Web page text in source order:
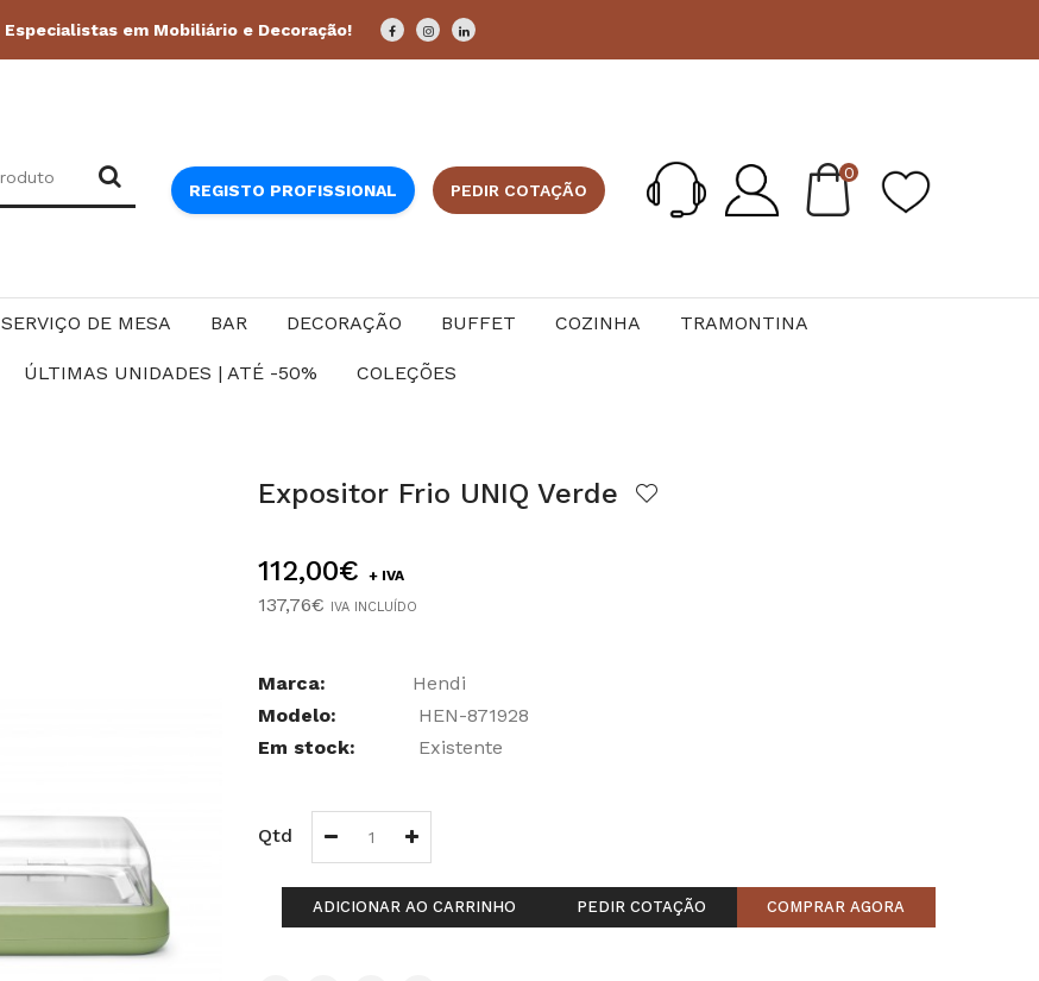
Especialistas em Mobiliário e Decoração!
REGISTO PROFISSIONAL PEDIR COTAÇÃO
0
SERVIÇO DE MESA BAR DECORAÇÃO BUFFET COZINHA TRAMONTINA
ÚLTIMAS UNIDADES | ATÉ -50% COLEÇÕES
Expositor Frio UNIQ Verde
112,00€ + IVA
137,76€ IVA INCLUÍDO
Marca:
Hendi
Modelo:
HEN-871928
Em stock:
Existente
Qtd
ADICIONAR AO CARRINHO PEDIR COTAÇÃO COMPRAR AGORA